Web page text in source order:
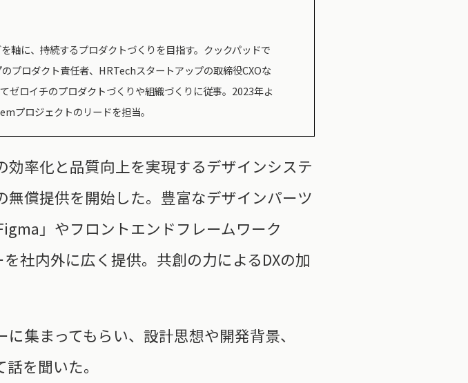
軸に、持続するプロダクトづくりを目指す。クックパッドで
プロダクト責任者、HRTechスタートアップの取締役CXOな
ゼロイチのプロダクトづくりや組織づくりに従事。2023年よ
プロジェクトのリードを担当。
率化と品質向上を実現するデザインシステ
償提供を開始した。豊富なデザインパーツ
」やフロントエンドフレームワーク
社内外に広く提供。共創の力によるDXの加
集まってもらい、設計思想や開発背景、
を聞いた。